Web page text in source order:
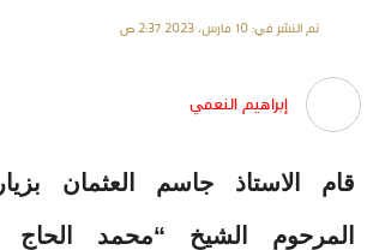
تم النشر في: 10 مارس، 2023 2:37 ص
إبراهيم النعمي
قام الاستاذ جاسم العثمان
المرحوم الشيخ “محمد الحاج